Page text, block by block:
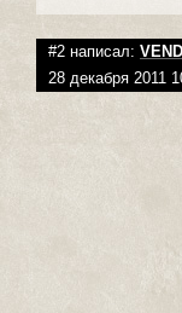
#2 написал:
28 декабря 2011